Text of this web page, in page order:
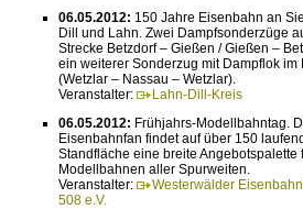
06.05.2012: 150 Jahre Eisenbahn an
Dill und Lahn. Zwei Dampfsonderzüge
Strecke Betzdorf – Gießen / Gießen –
ein weiterer Sonderzug mit Dampflok im
(Wetzlar – Nassau – Wetzlar).
Veranstalter:
Lahn-Dill-Kreis
06.05.2012: Frühjahrs-Modellbahntag.
Eisenbahnfan findet auf über 150
Standfläche eine breite Angebotspalette
Modellbahnen aller Spurweiten.
Veranstalter:
Westerwälder
508 e.V.